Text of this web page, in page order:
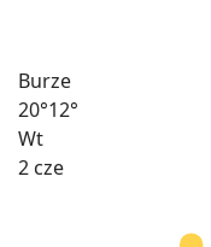
Burze
20°12°
Wt
2 cze